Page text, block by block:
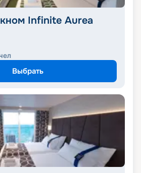
Infinite Aurea
Выбрать